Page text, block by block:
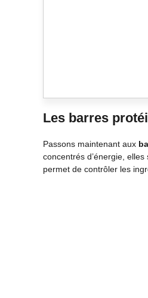
Les barres
Passons maintenant aux
concentrés d’énergie,
permet de contrôler les